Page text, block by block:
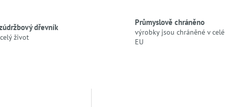
dřevník
život
Průmyslově chráněno
výrobky jsou chráněné v celé
EU